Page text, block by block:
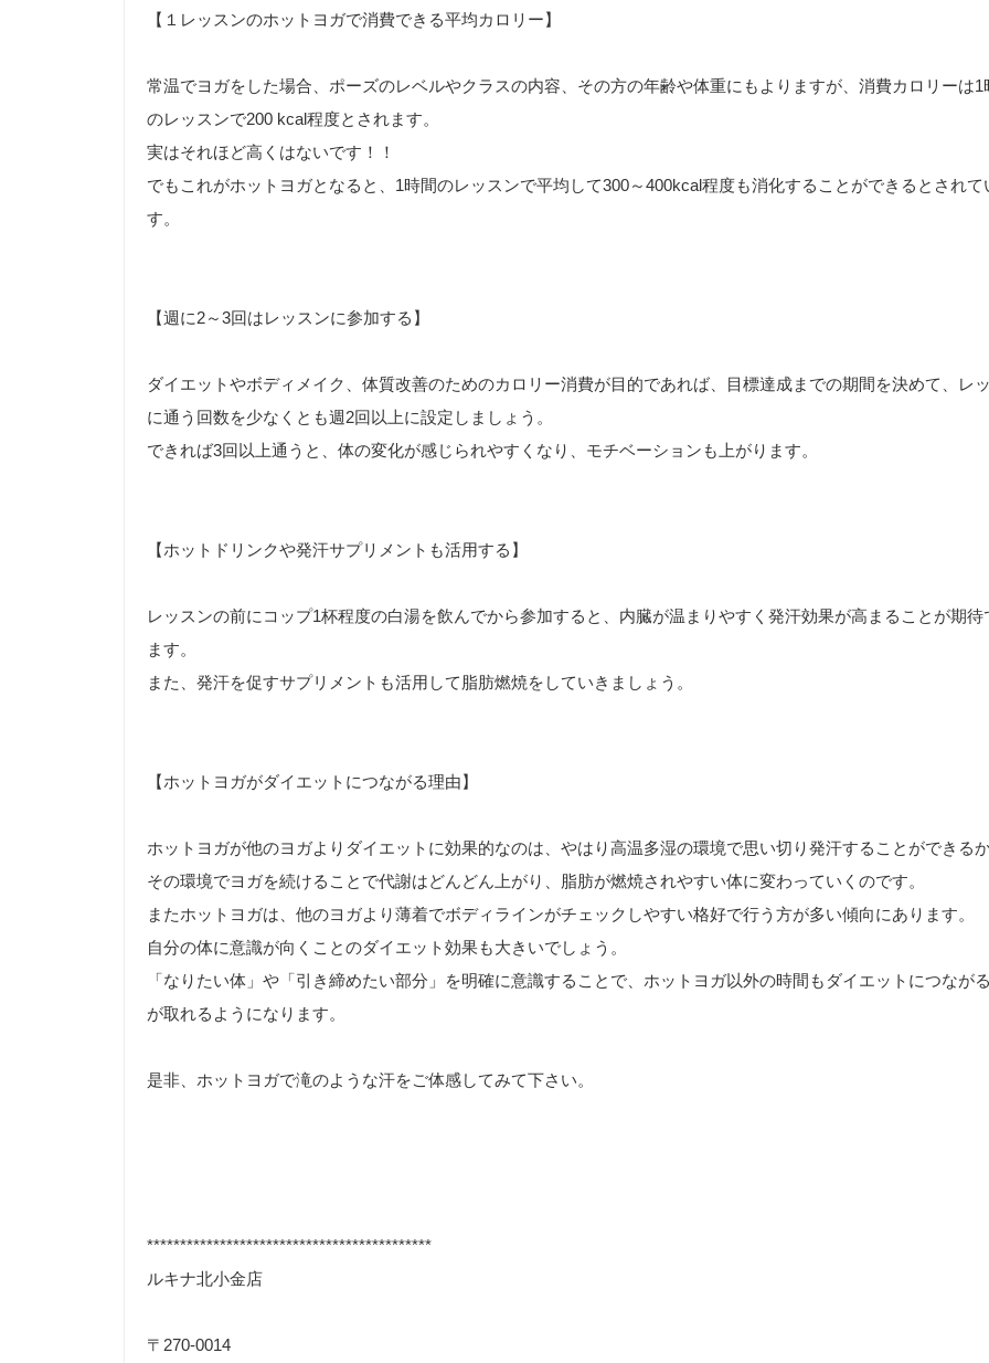
【１レッスンのホットヨガで消費できる平均カロリー】
常温でヨガをした場合、ポーズのレベルやクラスの内容、その方の年齢や体重にもよりますが、消費カロリーは1
のレッスンで200 kcal程度とされます。
実はそれほど高くはないです！！
でもこれがホットヨガとなると、1時間のレッスンで平均して300～400kcal程度も消化することができるとされて
す。
【週に2～3回はレッスンに参加する】
ダイエットやボディメイク、体質改善のためのカロリー消費が目的であれば、目標達成までの期間を決めて、レ
に通う回数を少なくとも週2回以上に設定しましょう。
できれば3回以上通うと、体の変化が感じられやすくなり、モチベーションも上がります。
【ホットドリンクや発汗サプリメントも活用する】
レッスンの前にコップ1杯程度の白湯を飲んでから参加すると、内臓が温まりやすく発汗効果が高まることが期待
ます。
また、発汗を促すサプリメントも活用して脂肪燃焼をしていきましょう。
【ホットヨガがダイエットにつながる理由】
ホットヨガが他のヨガよりダイエットに効果的なのは、やはり高温多湿の環境で思い切り発汗することができる
その環境でヨガを続けることで代謝はどんどん上がり、脂肪が燃焼されやすい体に変わっていくのです。
またホットヨガは、他のヨガより薄着でボディラインがチェックしやすい格好で行う方が多い傾向にあります。
自分の体に意識が向くことのダイエット効果も大きいでしょう。
「なりたい体」や「引き締めたい部分」を明確に意識することで、ホットヨガ以外の時間もダイエットにつなが
が取れるようになります。
是非、ホットヨガで滝のような汗をご体感してみて下さい。
*******************************************
ルキナ北小金店
〒270-0014